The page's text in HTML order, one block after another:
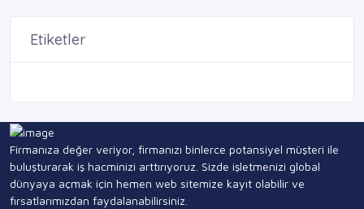
Etiketler
Firmanıza değer veriyor, firmanızı binlerce potansiyel müşteri ile
buluşturarak iş hacminizi arttırıyoruz. Sizde işletmenizi global
dünyaya açmak için hemen web sitemize kayıt olabilir ve
fırsatlarımızdan faydalanabilirsiniz.